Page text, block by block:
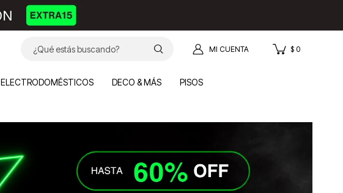
ELECTRODOMÉSTICOS DECO & MÁS PISOS
$ 0